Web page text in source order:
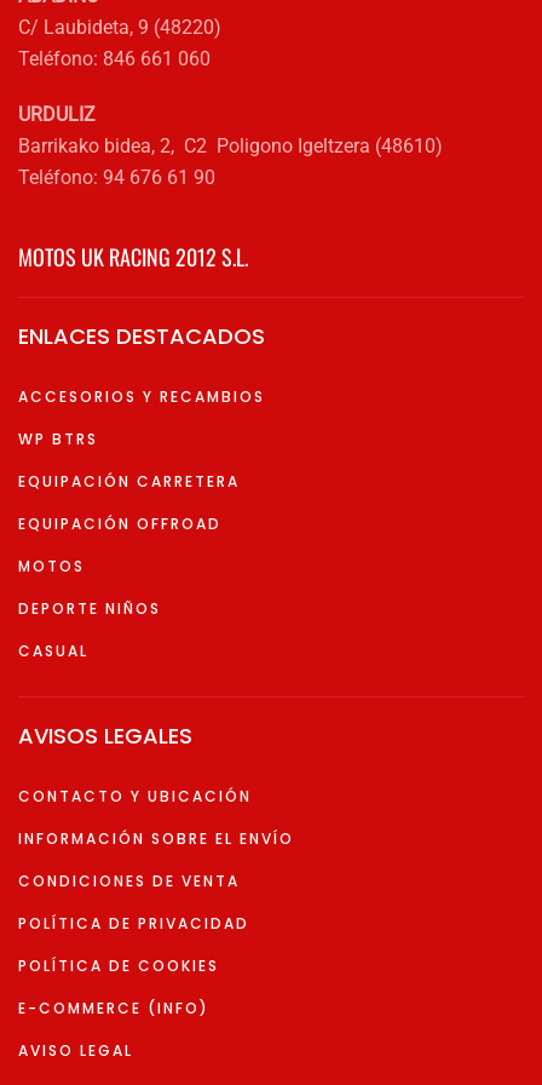
C/ Laubideta, 9 (48220)
Teléfono: 846 661 060
URDULIZ
Barrikako bidea, 2, C2 Poligono Igeltzera (48610)
Teléfono: 94 676 61 90
MOTOS UK RACING 2012 S.L.
ENLACES DESTACADOS
ACCESORIOS Y RECAMBIOS
WP BTRS
EQUIPACIÓN CARRETERA
EQUIPACIÓN OFFROAD
MOTOS
DEPORTE NIÑOS
CASUAL
AVISOS LEGALES
CONTACTO Y UBICACIÓN
INFORMACIÓN SOBRE EL ENVÍO
CONDICIONES DE VENTA
POLÍTICA DE PRIVACIDAD
POLÍTICA DE COOKIES
E-COMMERCE (INFO)
AVISO LEGAL